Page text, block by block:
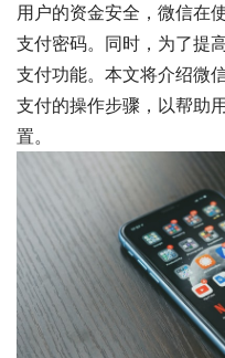
用户的资金安全，微信在
支付密码。同时，为了提
支付功能。本文将介绍微
支付的操作步骤，以帮助
置。